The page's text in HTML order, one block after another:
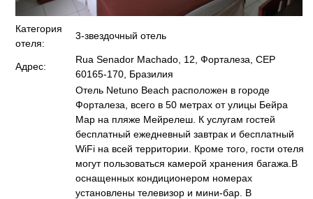
Категория
отеля:
3-звездочный отель
Адрес:
Rua Senador Machado, 12, Форталеза, CEP
60165-170, Бразилия
Отель Netuno Beach расположен в городе
Форталеза, всего в 50 метрах от улицы Бейра
Мар на пляже Мейрелеш. К услугам гостей
бесплатный ежедневный завтрак и бесплатный
WiFi на всей территории. Кроме того, гости отеля
могут пользоваться камерой хранения багажа.В
оснащенных кондиционером номерах
установлены телевизор и мини-бар. В